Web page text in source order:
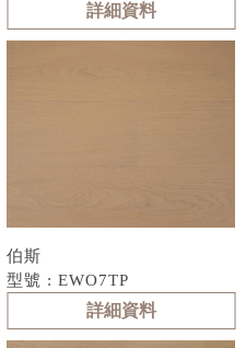
詳細資料
伯斯
型號 : EWO7TP
詳細資料